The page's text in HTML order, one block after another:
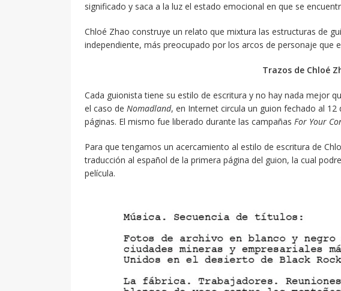
significado y saca a la luz el estado emocional en que se
Chloé Zhao construye un relato que mixtura las estructuras de
independiente, más preocupado por los arcos de personaje que
Trazos de Chloé
Cada guionista tiene su estilo de escritura y no hay nada mejor
el caso de Nomadland, en Internet circula un guion fechado al
páginas. El mismo fue liberado durante las campañas For Your
Para que tengamos un acercamiento al estilo de escritura de
traducción al español de la primera página del guion, la cual
película.